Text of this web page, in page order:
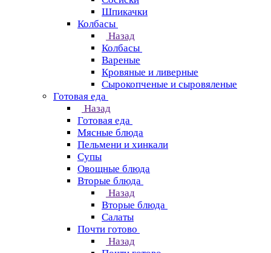
Шпикачки
Колбасы
Назад
Колбасы
Вареные
Кровяные и ливерные
Сырокопченые и сыровяленые
Готовая еда
Назад
Готовая еда
Мясные блюда
Пельмени и хинкали
Супы
Овощные блюда
Вторые блюда
Назад
Вторые блюда
Салаты
Почти готово
Назад